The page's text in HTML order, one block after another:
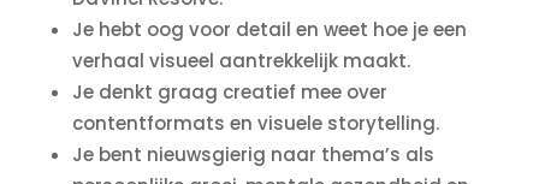
Je hebt oog voor detail en weet hoe je een
verhaal visueel aantrekkelijk maakt.
Je denkt graag creatief mee over
contentformats en visuele storytelling.
Je bent nieuwsgierig naar thema’s als